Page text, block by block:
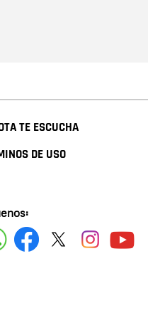
TE ESCUCHA
DE USO